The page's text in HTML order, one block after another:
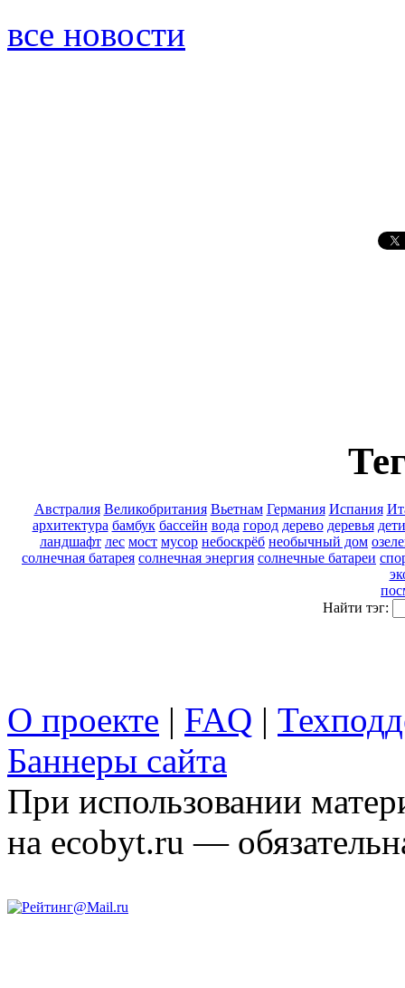
все новости
Австралия Великобритания Вьетнам Германия Испания
архитектура бамбук бассейн вода город дерево деревья дети
ландшафт лес мост мусор небоскрёб необычный дом
солнечная батарея солнечная энергия солнечные батареи
Найти тэг:
О проекте | FAQ |
Баннеры сайта
При использовании
на ecobyt.ru —